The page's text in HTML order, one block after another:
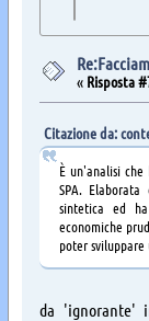
« Risposta
Citazione da:
È un'analisi
SPA.
sintetica ed
economiche
poter sviluppare
da 'ignorante'